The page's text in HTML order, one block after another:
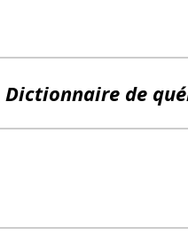
Dictionnaire de